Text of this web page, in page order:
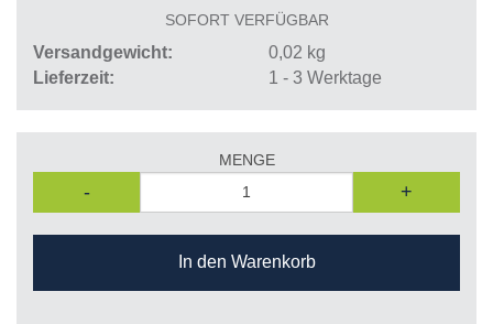
SOFORT VERFÜGBAR
Versandgewicht 0,02 kg
Lieferzeit
1 - 3 Werktage
MENGE
- +
In den Warenkorb